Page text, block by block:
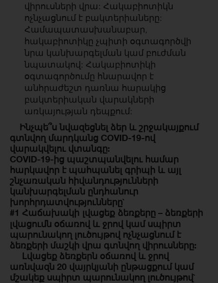
վիրուսների վրա: Հակաբիոտիկն
ոչնչացնում է բակտերիաները:
Համապատասխանաբար,
հակաբիոտիկը չպիտի օգտագործվի
նրա կանխարգելման կամ բուժման
նպատակով: Հակաբիոտիկի
օգտագործումը հնարավոր է
անհրաժեշտ դառնա հարակից
բակտերիական վարակների
առկայության դեպքում:
Ինչպե՞ս նվազեցնել ձեր և շրջակայքում
գտնվող մարդկանց COVID-19-ով
վարակվելու վտանգը:
COVID-19-ից պաշտպանվելու համար
հարկավոր է պահպանել գրիպի և այլ
շնչառական հիվանդությունների
կանխարգելման ընդհանուր
խորհրդատվությունները`
#1 Հաճախակի լվացեք ձեռքերը – ձեռքերի
լվացումն օճառով և ջրով կամ սպիրտ
պարունակող լուծույթով ոչնչացնում է
ձեռքերի մաշկի վրա գտնվող վիրուսները:
Լվացեք ձեռքերն օճառով և ջրով
առնվազն 20 վայրկյանի ընթացքում կամ
մշակեք սպիրտ պարունակող լուծույթով`